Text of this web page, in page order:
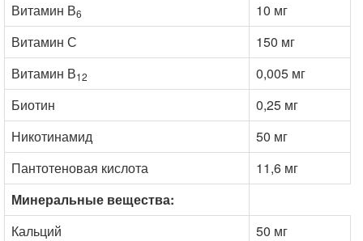
Витамин В6
10 мг
Витамин С
150 мг
Витамин В12
0,005 мг
Биотин
0,25 мг
Никотинамид
50 мг
Пантотеновая кислота
11,6 мг
Минеральные вещества:
Кальций
50 мг